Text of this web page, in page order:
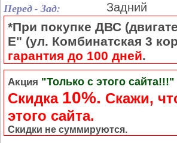
Перед - Зад: Задний
*При покупке ДВС
Е" (ул. Комбинатская 3
гарантия до 100 дней.
Акция "Только с этого сайта!!!"
Скидка 10%. Cкажи,
этого сайта.
Скидки не суммируются.